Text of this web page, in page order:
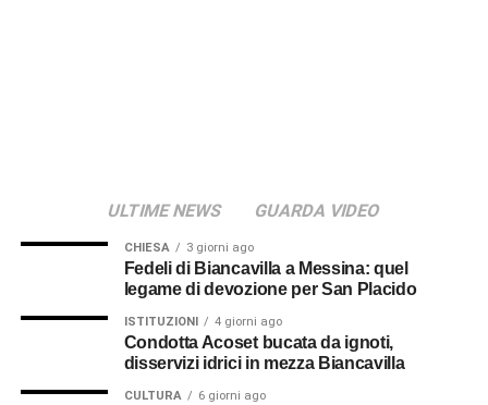
ULTIME NEWS GUARDA VIDEO
CHIESA 3 giorni ago
Fedeli di Biancavilla a Messina: quel
legame di devozione per San Placido
ISTITUZIONI 4 giorni ago
Condotta Acoset bucata da ignoti,
disservizi idrici in mezza Biancavilla
CULTURA 6 giorni ago